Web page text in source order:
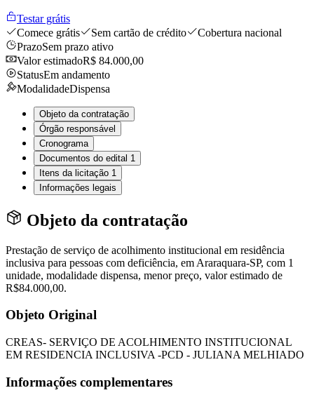
Testar grátis
Comece grátis
Sem cartão de crédito
Cobertura nacional
PrazoSem prazo ativo
Valor estimadoR$ 84.000,00
StatusEm andamento
ModalidadeDispensa
Objeto da contratação
Órgão responsável
Cronograma
Documentos do edital 1
Itens da licitação 1
Informações legais
Objeto da contratação
Prestação de serviço de acolhimento institucional em residência
inclusiva para pessoas com deficiência, em Araraquara-SP, com 1
unidade, modalidade dispensa, menor preço, valor estimado de
R$84.000,00.
Objeto Original
CREAS- SERVIÇO DE ACOLHIMENTO INSTITUCIONAL
EM RESIDENCIA INCLUSIVA -PCD - JULIANA MELHIADO
Informações complementares